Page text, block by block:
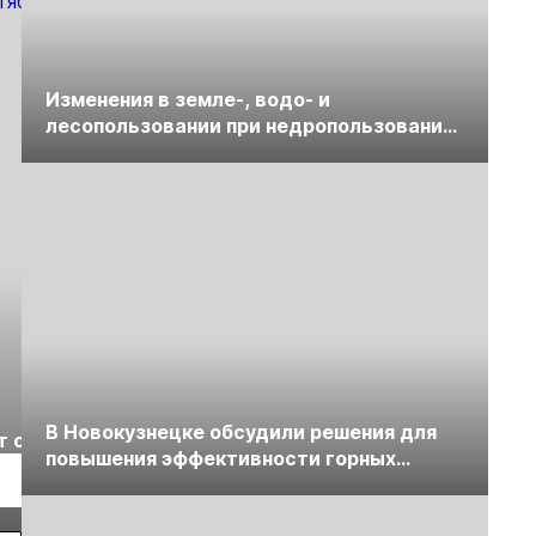
с
2026» пройдет в
Екатеринбурге
отраслевая
энергетическая
конференция
Изменения в земле-, водо- и
лесопользовании при недропользовании
В Новокузнецке обсудили решения для
повышения эффективности горных